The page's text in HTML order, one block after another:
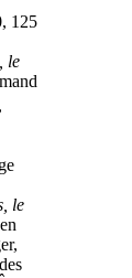
125
le
le